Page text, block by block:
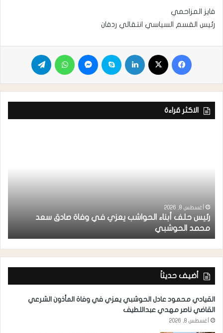
فايز المزاحمي
رئيس القسم السياسي انتقالي ردفان
الاكثر قراءة
أغسطس 8, 2026
رئيس حلف أبناء الحواشب يعزي في وفاة صادق سعد
محمد الحوشبي
أضيف حديثاً
القيادي محمود عادل الحوشبي يعزي في وفاة المأذون الشرعي
القاضي ناصر مهدي عبداللطيف
أغسطس 8, 2026